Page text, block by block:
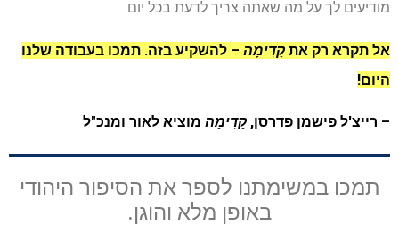
מודיעים לך על מה שאתה צריך לדעת בכל יום.
אל תקרא רק את קָדִימָה – להשקיע בזה. תמכו בעבודה שלנו
היום!
– רייצ'ל פישמן פדרסן, קָדִימָה מוציא לאור ומנכ"ל
תמכו במשימתנו לספר את הסיפור היהודי
באופן מלא והוגן.